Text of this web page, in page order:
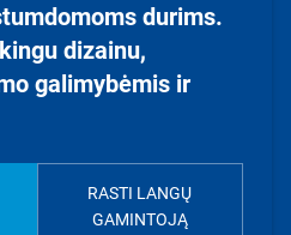
durims.
dizainu,
galimybėmis ir
RASTI LANGŲ
GAMINTOJĄ